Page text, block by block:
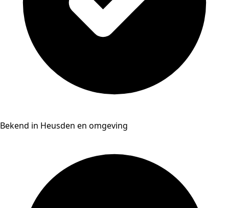
Bekend in Heusden en omgeving